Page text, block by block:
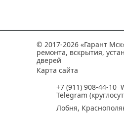
© 2017-2026 «Гарант
ремонта, вскрытия,
дверей
Карта сайта
+7 (911) 908-44-10
Telegram
Лобня,